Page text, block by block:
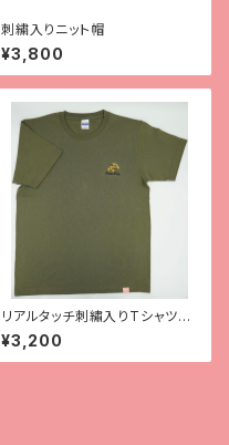
刺繍入りニット帽
¥3,800
リアルタッチ刺繡入りTシャツ
【クレス】
¥3,200